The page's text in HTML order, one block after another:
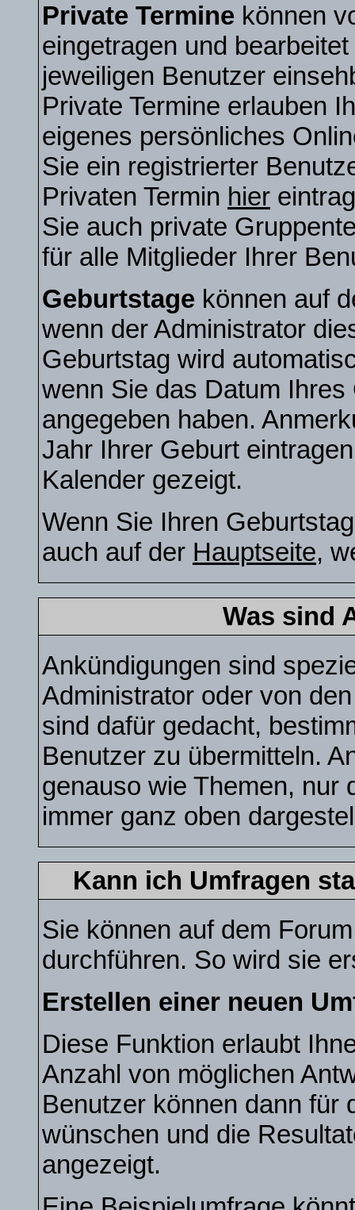
Private Termine können
eingetragen und
jeweiligen Benutzer
Private Termine erlauben
eigenes persönliches
Sie ein registrierter
Privaten Termin hier
Sie auch private
für alle Mitglieder Ihrer
Geburtstage können auf
wenn der Administrator
Geburtstag wird
wenn Sie das Datum
angegeben haben.
Jahr Ihrer Geburt
Kalender gezeigt.
Wenn Sie Ihren
auch auf der Hauptseite,
Was sind
Ankündigungen sind
Administrator oder von
sind dafür gedacht,
Benutzer zu übermitteln.
genauso wie Themen, nur
immer ganz oben
Kann ich Umfragen
Sie können auf dem
durchführen. So wird sie
Erstellen einer neuen
Diese Funktion erlaubt
Anzahl von möglichen
Benutzer können dann für
wünschen und die
angezeigt.